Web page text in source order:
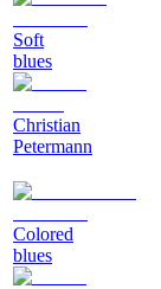
Soft
blues
Christian
Petermann
Colored
blues